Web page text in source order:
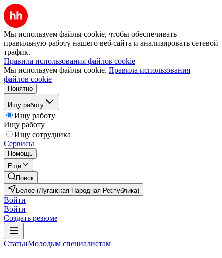
Мы используем файлы cookie, чтобы обеспечивать
правильную работу нашего веб-сайта и анализировать сетевой
трафик.
Правила использования файлов cookie
Мы используем файлы cookie. Правила использования
файлов cookie
Понятно
Ищу работу
Ищу работу
Ищу работу
Ищу сотрудника
Сервисы
Помощь
Ещё
Поиск
Белое (Луганская Народная Республика)
Войти
Войти
Создать резюме
СтатьиМолодым специалистам